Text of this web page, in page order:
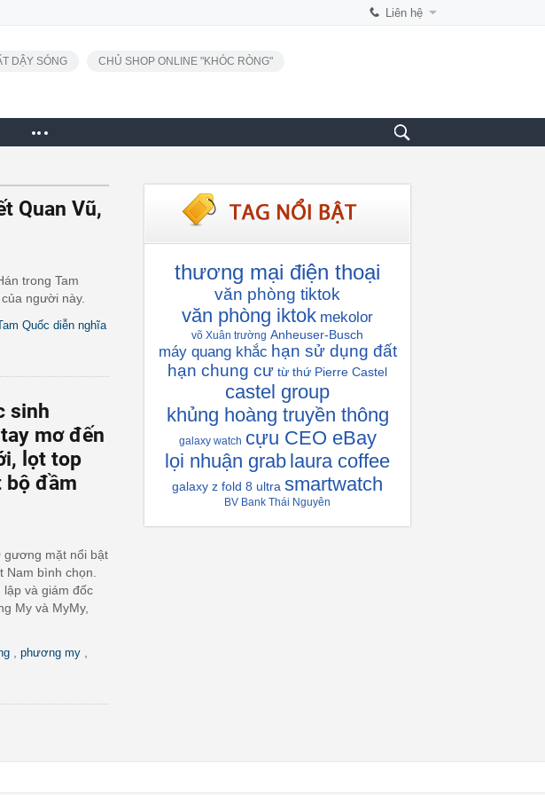
Liên hệ
DẬY SÓNG CHỦ SHOP ONLINE "KHÓC RÒNG"
Quan Vũ,
trong Tam
người này.
Quốc diễn nghĩa
sinh
mơ đến
lọt top
bộ đầm
gương mặt nổi bật
bình chọn.
lập và giám đốc
My và MyMy,
phương my
thương mại điện thoại
văn phòng tiktok
văn phòng iktok mekolor
võ Xuân trường Anheuser-Busch
máy quang khắc hạn sử dụng đất
hạn chung cư từ thứ Pierre Castel
castel group
khủng hoàng truyền thông
galaxy watch cựu CEO eBay
lọi nhuận grab laura coffee
galaxy z fold 8 ultra smartwatch
BV Bank Thái Nguyên